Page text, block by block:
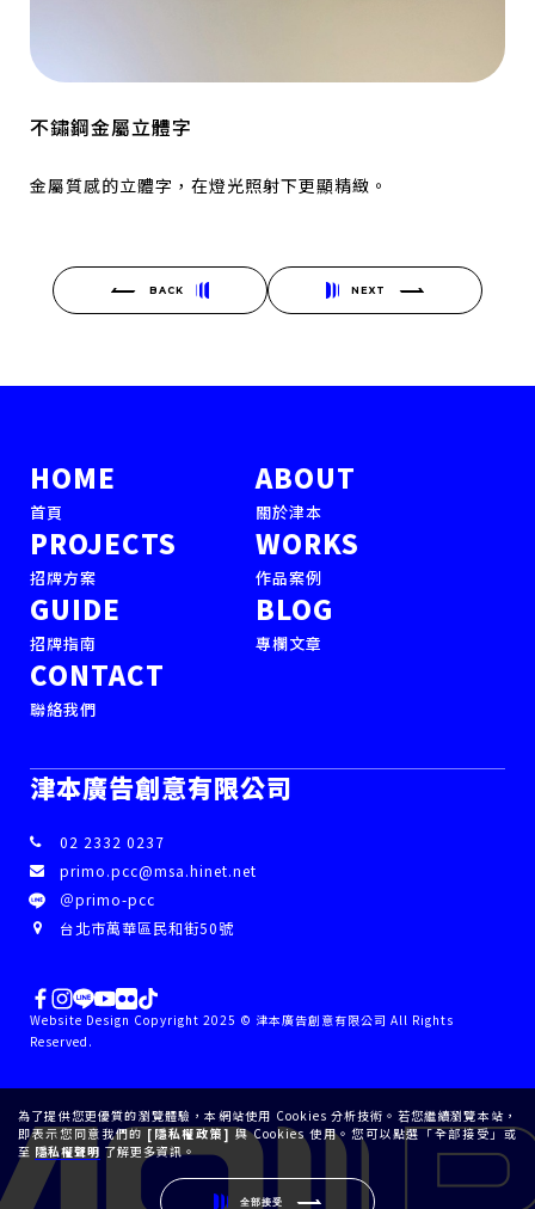
不鏽鋼金屬立體字
金屬質感的立體字，在燈光照射下更顯精緻。
BACK NEXT
津本廣告創意有限公司
02 2332 0237
primo.pcc@msa.hinet.net
＠primo-pcc
台北市萬華區民和街50號
HOME
首頁
ABOUT
關於津本
PROJECTS
招牌方案
WORKS
作品案例
GUIDE
招牌指南
BLOG
專欄文章
CONTACT
聯絡我們
Website Design Copyright 2025 © 津本廣告創意有限公司 All Rights
Reserved.
為了提供您更優質的瀏覽體驗，本網站使用 Cookies 分析技術。若您繼續瀏覽本站，
即表示您同意我們的 [隱私權政策] 與 Cookies 使用。您可以點選「全部接受」或
至 隱私權聲明 了解更多資訊。
全部接受